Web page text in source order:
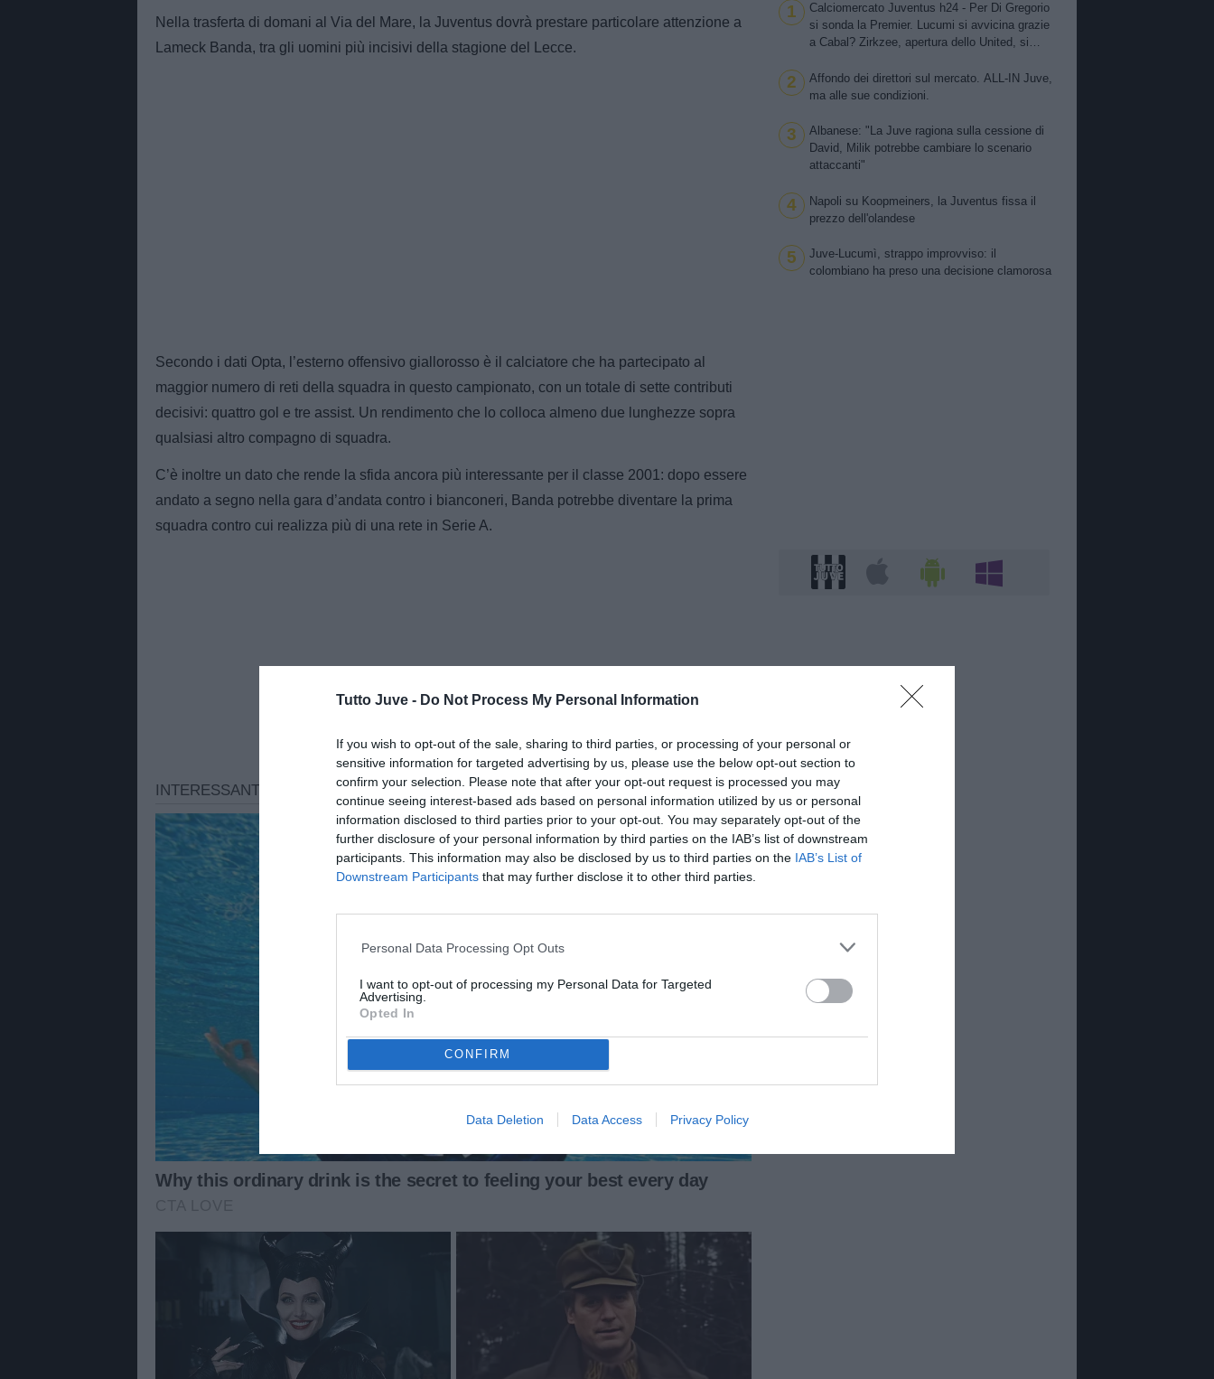
Tutto Juve - Do Not Process My Personal Information
If you wish to opt-out of the sale, sharing to third parties, or processing of your personal or
sensitive information for targeted advertising by us, please use the below opt-out section to
confirm your selection. Please note that after your opt-out request is processed you may
continue seeing interest-based ads based on personal information utilized by us or personal
information disclosed to third parties prior to your opt-out. You may separately opt-out of the
further disclosure of your personal information by third parties on the IAB’s list of downstream
participants. This information may also be disclosed by us to third parties on the IAB’s List of
Downstream Participants that may further disclose it to other third parties.
Personal Data Processing Opt Outs
I want to opt-out of processing my Personal Data for Targeted
Advertising.
Opted In
CONFIRM
Data Deletion Data Access Privacy Policy
Nella trasferta di domani al Via del Mare, la Juventus dovrà prestare particolare attenzione a
Lameck Banda, tra gli uomini più incisivi della stagione del Lecce.
Secondo i dati Opta, l’esterno offensivo giallorosso è il calciatore che ha partecipato al
maggior numero di reti della squadra in questo campionato, con un totale di sette contributi
decisivi: quattro gol e tre assist. Un rendimento che lo colloca almeno due lunghezze sopra
qualsiasi altro compagno di squadra.
C’è inoltre un dato che rende la sfida ancora più interessante per il classe 2001: dopo essere
andato a segno nella gara d’andata contro i bianconeri, Banda potrebbe diventare la prima
squadra contro cui realizza più di una rete in Serie A.
1
Calciomercato Juventus h24 - Per Di Gregorio
si sonda la Premier. Lucumi si avvicina grazie
a Cabal? Zirkzee, apertura dello United, si
2
Affondo dei direttori sul mercato. ALL-IN Juve,
ma alle sue condizioni.
3
Albanese: "La Juve ragiona sulla cessione di
David, Milik potrebbe cambiare lo scenario
attaccanti"
4
Napoli su Koopmeiners, la Juventus fissa il
prezzo dell'olandese
5
Juve-Lucumì, strappo improvviso: il
colombiano ha preso una decisione clamorosa